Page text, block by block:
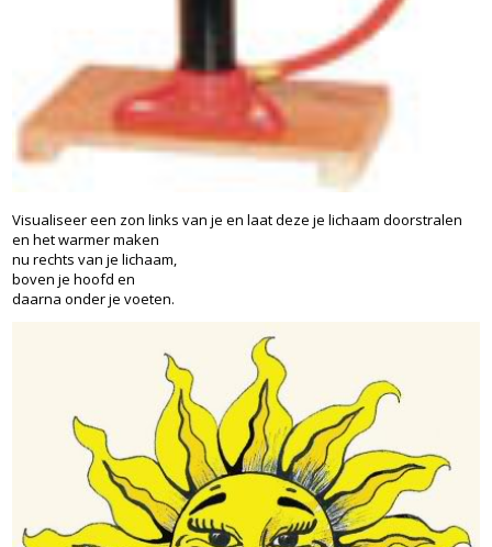
Visualiseer een zon links van je en laat deze je lichaam doorstralen
en het warmer maken
nu rechts van je lichaam,
boven je hoofd en
daarna onder je voeten.